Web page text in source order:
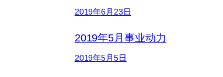
2019年6月23日
2019年5月事业动力
2019年5月5日